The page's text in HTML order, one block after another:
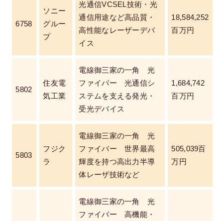
6758
ソニー
グルー
プ
光通信VCSEL技術・光
通信用途など高品質・
高性能なレーザーデバ
イス
18,584,252
百万円
5802
住友電
気工業
電線御三家の一角 光
ファイバー 光通信シ
ステムを支える発光・
受光デバイス
1,684,742
百万円
5803
フジク
ラ
電線御三家の一角 光
ファイバー 世界最高
輝度を持つ高出力半導
体レーザ技術など
505,039百
万円
電線御三家の一角 光
ファイバー 高機能・